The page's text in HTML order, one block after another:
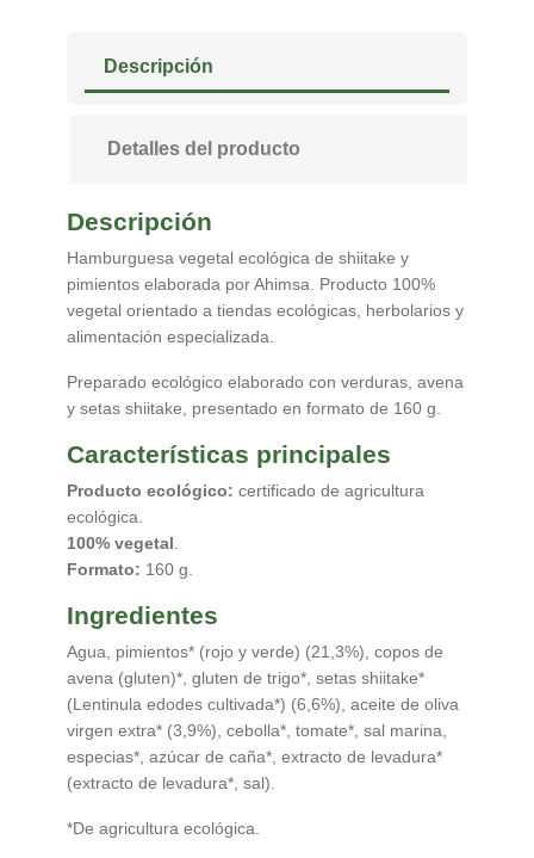
Descripción
Detalles del producto
Descripción
Hamburguesa vegetal ecológica de shiitake y
pimientos elaborada por Ahimsa. Producto 100%
vegetal orientado a tiendas ecológicas, herbolarios y
alimentación especializada.
Preparado ecológico elaborado con verduras, avena
y setas shiitake, presentado en formato de 160 g.
Características principales
Producto ecológico: certificado de agricultura
ecológica.
100% vegetal
Formato: 160 g.
Ingredientes
Agua, pimientos* (rojo y verde) (21,3%), copos de
avena (gluten)*, gluten de trigo*, setas shiitake*
(Lentinula edodes cultivada*) (6,6%), aceite de oliva
virgen extra* (3,9%), cebolla*, tomate*, sal marina,
especias*, azúcar de caña*, extracto de levadura*
(extracto de levadura*, sal).
*De agricultura ecológica.